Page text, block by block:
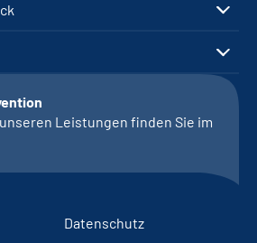
Leistungen finden Sie im
Datenschutz